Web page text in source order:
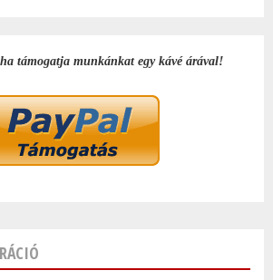
támogatja munkánkat egy kávé árával!